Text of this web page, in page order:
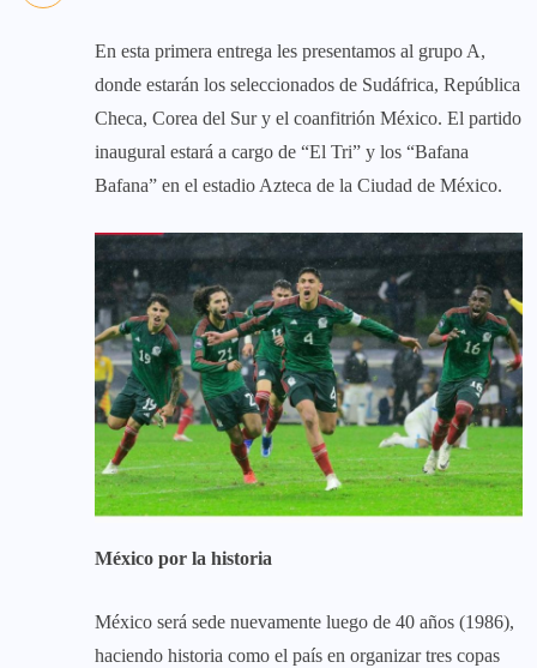
En esta primera entrega les presentamos al grupo A,
donde estarán los seleccionados de Sudáfrica, República
Checa, Corea del Sur y el coanfitrión México. El partido
inaugural estará a cargo de “El Tri” y los “Bafana
Bafana” en el estadio Azteca de la Ciudad de México.
México por la historia
México será sede nuevamente luego de 40 años (1986),
haciendo historia como el país en organizar tres copas